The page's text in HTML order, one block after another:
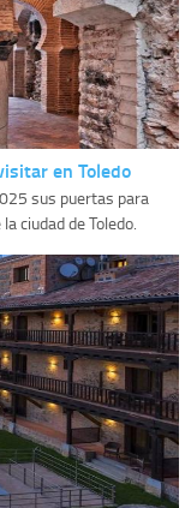
en Toledo
sus puertas para
ciudad de Toledo.